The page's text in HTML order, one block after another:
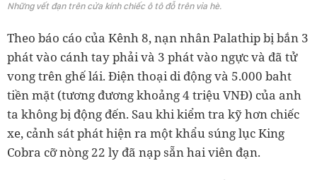
Những vết đạn trên cửa kính chiếc ô tô đỗ trên vỉa hè.
Theo báo cáo của Kênh 8, nạn nhân Palathip bị bắn 3
phát vào cánh tay phải và 3 phát vào ngực và đã tử
vong trên ghế lái. Điện thoại di động và 5.000 baht
tiền mặt (tương đương khoảng 4 triệu VNĐ) của anh
ta không bị động đến. Sau khi kiểm tra kỹ hơn chiếc
xe, cảnh sát phát hiện ra một khẩu súng lục King
Cobra cỡ nòng 22 ly đã nạp sẵn hai viên đạn.